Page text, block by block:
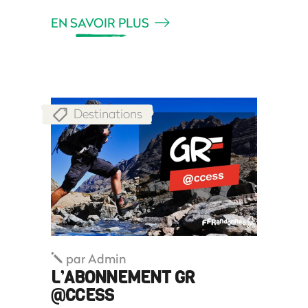
EN SAVOIR PLUS
Destinations
parAdmin
L’ABONNEMENT GR
@CCESS